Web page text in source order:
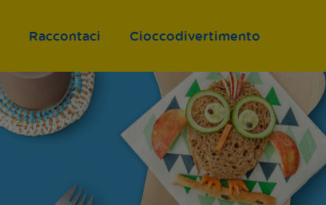
Raccontaci Cioccodivertimento